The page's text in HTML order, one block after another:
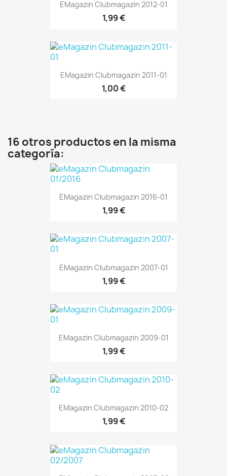
EMagazin Clubmagazin 2012-01
1,99 €
EMagazin Clubmagazin 2011-01
1,00 €
16 otros productos en la misma
categoría:
EMagazin Clubmagazin 2016-01
1,99 €
EMagazin Clubmagazin 2007-01
1,99 €
EMagazin Clubmagazin 2009-01
1,99 €
EMagazin Clubmagazin 2010-02
1,99 €